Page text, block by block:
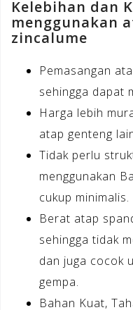
Kelebihan dan
menggunakan
zincalume
Pemasangan
sehingga dapat
Harga lebih
atap genteng
Tidak perlu
menggunakan
cukup minimalis.
Berat atap
sehingga tidak
dan juga cocok
gempa.
Bahan Kuat,